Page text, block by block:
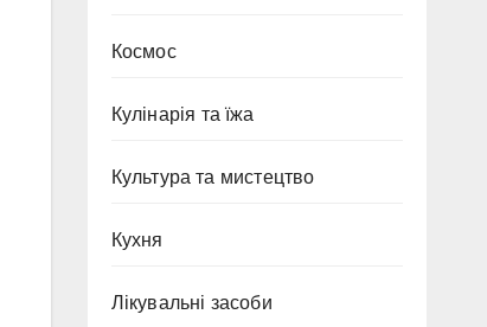
Космос
Кулінарія та їжа
Культура та мистецтво
Кухня
Лікувальні засоби